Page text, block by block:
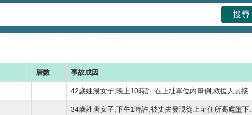
搜尋
層數 事故成因
42歲姓湯女子,晚上10時許,在上址單位內暈倒,救援人員接...
34歲姓唐女子,下午1時許,被丈夫發現從上址住所高處墮下...